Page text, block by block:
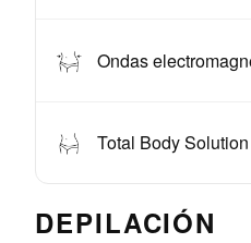
Ondas
Total Body
DEPILACIÓN